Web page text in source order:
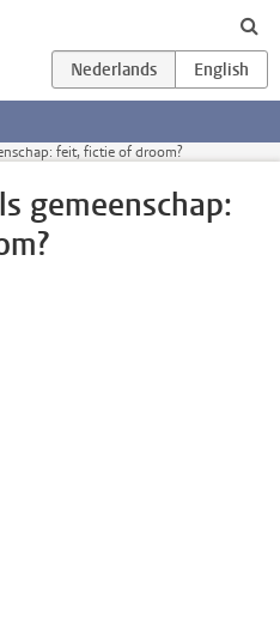
feit, fictie of droom?
gemeenschap: